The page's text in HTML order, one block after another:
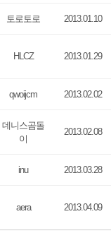
토로토로 2013.01.10
HLCZ 2013.01.29
qwoijcm 2013.02.02
데니스곰돌
이
2013.02.08
inu 2013.03.28
aera 2013.04.09